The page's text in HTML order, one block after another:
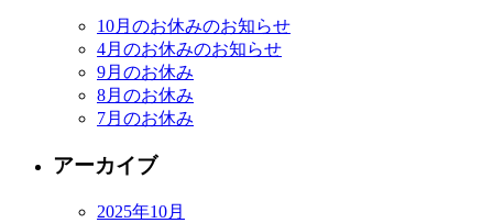
10月のお休みのお知らせ
4月のお休みのお知らせ
9月のお休み
8月のお休み
7月のお休み
アーカイブ
2025年10月